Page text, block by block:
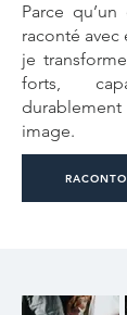
Parce
raconté
je
forts,
image.